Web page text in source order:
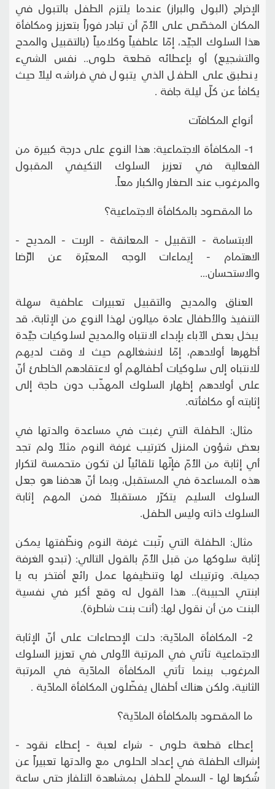
الإخراج (البول والبراز) عندما يلتزم الطفل بالتبول في
المكان المخصّص على الأُمّ أن تبادر فوراً بتعزيز ومكافأة
هذا السلوك الجيِّد، إمّا عاطفياً وكلامياً (بالتقبيل والمدح
والتشجيع) أو بإعطائه قطعة حلوى.. نفس الشيء
ينطبق على الطفل الذي يتبول في فراشه ليلاً حيث
يكافأ عن كلّ ليلة جافة .
أنواع المكافآت
1- المكافأة الاجتماعية: هذا النوع على درجة كبيرة من
الفعالية في تعزيز السلوك التكيفي المقبول
والمرغوب عند الصغار والكبار معاً.
ما المقصود بالمكافأة الاجتماعية؟
الابتسامة - التقبيل - المعانقة - الربت - المديح -
الاهتمام - إيماءات الوجه المعبّرة عن الرِّضا
والاستحسان...
العناق والمديح والتقبيل تعبيرات عاطفية سهلة
التنفيذ والأطفال عادة ميالون لهذا النوع من الإثابة، قد
يبخل بعض الآباء بإبداء الانتباه والمديح لسلوكيات جيِّدة
أظهرها أولادهم، إمّا لانشغالهم حيث لا وقت لديهم
للانتباه إلى سلوكيات أطفالهم أو لاعتقادهم الخاطئ أنّ
على أولادهم إظهار السلوك المهذّب دون حاجة إلى
إثابته أو مكافأته.
مثال: الطفلة التي رغبت في مساعدة والدتها في
بعض شؤون المنزل كترتيب غرفة النوم مثلاً ولم تجد
أي إثابة من الأُمّ فإنّها تلقائياً لن تكون متحمسة لتكرار
هذه المساعدة في المستقبل، وبما أنّ هدفنا هو جعل
السلوك السليم يتكرّر مستقبلاً فمن المهم إثابة
السلوك ذاته وليس الطفل.
مثال: الطفلة التي رتّبت غرفة النوم ونظّفتها يمكن
إثابة سلوكها من قبل الأُمّ بالقول التالي: (تبدو الغرفة
جميلة. وترتيبك لها وتنظيفها عمل رائع أفتخر به يا
ابنتي الحبيبة).. هذا القول له وقع أكبر في نفسية
البنت من أن نقول لها: (أنت بنت شاطرة).
2- المكافأة المادّية: دلت الإحصاءات على أنّ الإثابة
الاجتماعية تأتي في المرتبة الأولى في تعزيز السلوك
المرغوب بينما تأتي المكافأة المادّية في المرتبة
الثانية، ولكن هناك أطفال يفضّلون المكافأة المادّية .
ما المقصود بالمكافأة المادّية؟
إعطاء قطعة حلوى - شراء لعبة - إعطاء نقود -
إشراك الطفلة في إعداد الحلوى مع والدتها تعبيراً عن
شُكرها لها - السماح للطفل بمشاهدة التلفاز حتى ساعة